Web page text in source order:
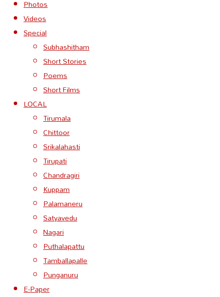
Photos
Videos
Special
Subhashitham
Short Stories
Poems
Short Films
LOCAL
Tirumala
Chittoor
Srikalahasti
Tirupati
Chandragiri
Kuppam
Palamaneru
Satyavedu
Nagari
Puthalapattu
Tamballapalle
Punganuru
E-Paper